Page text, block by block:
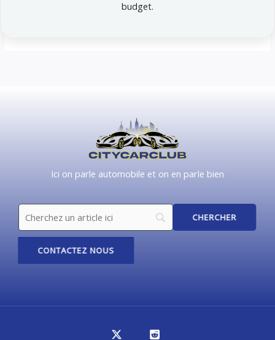
budget.
Ici on parle automobile et on en parle bien
CONTACTEZ NOUS